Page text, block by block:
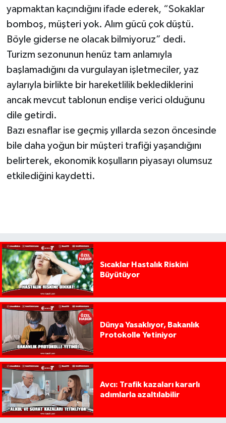
yapmaktan kaçındığını ifade ederek, “Sokaklar
bomboş, müşteri yok. Alım gücü çok düştü.
Böyle giderse ne olacak bilmiyoruz” dedi.
Turizm sezonunun henüz tam anlamıyla
başlamadığını da vurgulayan işletmeciler, yaz
aylarıyla birlikte bir hareketlilik beklediklerini
ancak mevcut tablonun endişe verici olduğunu
dile getirdi.
Bazı esnaflar ise geçmiş yıllarda sezon öncesinde
bile daha yoğun bir müşteri trafiği yaşandığını
belirterek, ekonomik koşulların piyasayı olumsuz
etkilediğini kaydetti.
Sıcaklar Hastalık Riskini
Büyütüyor
Dünya Yasaklıyor, Bakanlık
Protokolle Yetiniyor
Avcı: Trafik kazaları kararlı
adımlarla azaltılabilir